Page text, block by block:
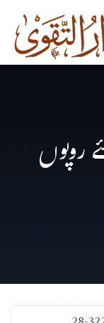
روپوں